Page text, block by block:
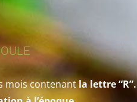
mois contenantlalettre “R”.